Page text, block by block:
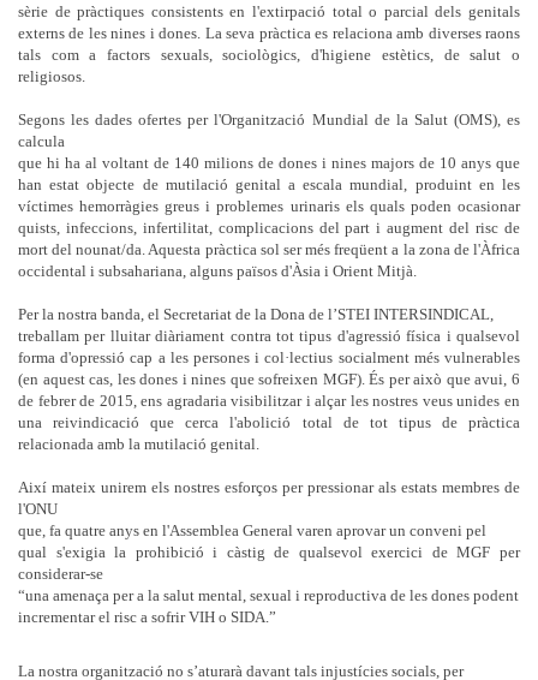
sèrie de pràctiques consistents en l'extirpació total o parcial dels genitals
externs de les nines i dones. La seva pràctica es relaciona amb diverses raons
tals com a factors sexuals, sociològics, d'higiene estètics, de salut o
religiosos.
Segons les dades ofertes per l'Organització Mundial de la Salut (OMS), es
calcula
que hi ha al voltant de 140 milions de dones i nines majors de 10 anys que
han estat objecte de mutilació genital a escala mundial, produint en les
víctimes hemorràgies greus i problemes urinaris els quals poden ocasionar
quists, infeccions, infertilitat, complicacions del part i augment del risc de
mort del nounat/da. Aquesta pràctica sol ser més freqüent a la zona de l'Àfrica
occidental i subsahariana, alguns països d'Àsia i Orient Mitjà.
Per la nostra banda, el Secretariat de la Dona de l’STEI INTERSINDICAL,
treballam per lluitar diàriament contra tot tipus d'agressió física i qualsevol
forma d'opressió cap a les persones i col·lectius socialment més vulnerables
(en aquest cas, les dones i nines que sofreixen MGF). És per això que avui, 6
de febrer de 2015, ens agradaria visibilitzar i alçar les nostres veus unides en
una reivindicació que cerca l'abolició total de tot tipus de pràctica
relacionada amb la mutilació genital.
Així mateix unirem els nostres esforços per pressionar als estats membres de
l'ONU
que, fa quatre anys en l'Assemblea General varen aprovar un conveni pel
qual s'exigia la prohibició i càstig de qualsevol exercici de MGF per
considerar-se
“una amenaça per a la salut mental, sexual i reproductiva de les dones podent
incrementar el risc a sofrir VIH o SIDA.”
La nostra organització no s’aturarà davant tals injustícies socials, per